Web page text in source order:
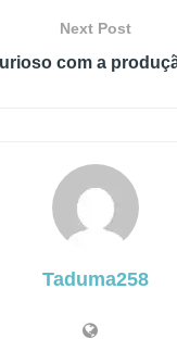
Next Post
com a
Taduma258